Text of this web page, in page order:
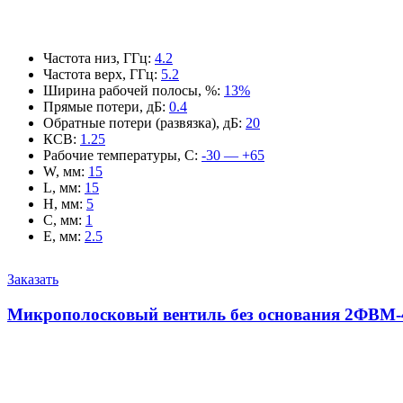
Частота низ, ГГц: 4.2
Частота верх, ГГц: 5.2
Ширина рабочей полосы, %: 13%
Прямые потери, дБ: 0.4
Обратные потери (развязка), дБ: 20
КСВ: 1.25
Рабочие температуры, С: -30 — +65
W, мм: 15
L, мм: 15
H, мм: 5
C, мм: 1
E, мм: 2.5
Заказать
Микрополосковый вентиль без основания 2ФВМ-